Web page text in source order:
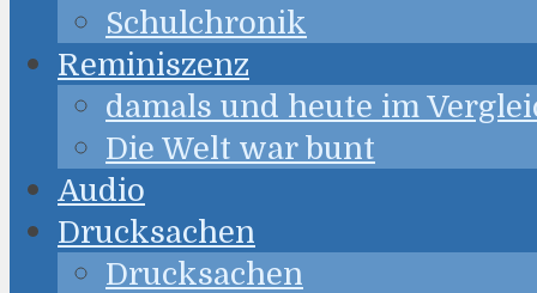
Schulchronik
Reminiszenz
damals und heute im
Die Welt war bunt
Audio
Drucksachen
Drucksachen